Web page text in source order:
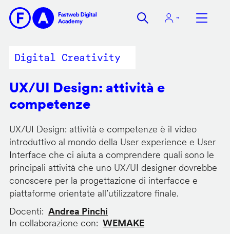
contenuto
Digital Creativity
UX/UI Design: attività e
competenze
UX/UI Design: attività e competenze è il video
introduttivo al mondo della User experience e User
Interface che ci aiuta a comprendere quali sono le
principali attività che uno UX/UI designer dovrebbe
conoscere per la progettazione di interfacce e
piattaforme orientate all’utilizzatore finale.
Docenti
Andrea Pinchi
In collaborazione con
WEMAKE